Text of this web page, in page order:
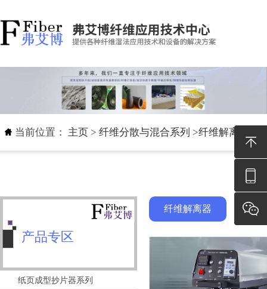
当前位置： 主页 > 纤维分散与混合系列 >纤维解离器
产品专区
纸页成型抄片器系列
纤维解离器